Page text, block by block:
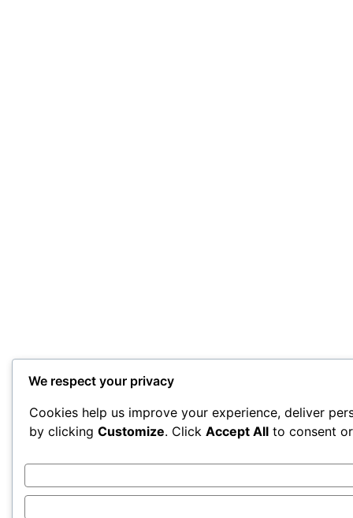
We respect your privacy
Cookies help us improve your experience, deliver
by clicking Customize. Click Accept All to consent